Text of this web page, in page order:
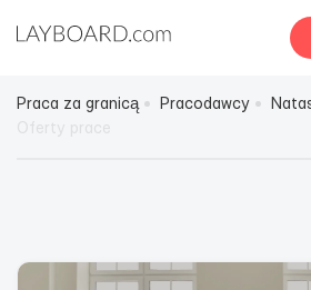
Praca za granicą Pracodawcy